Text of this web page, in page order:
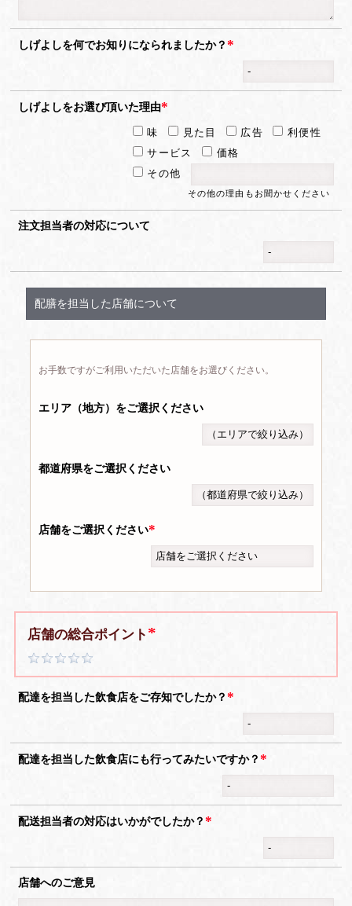
しげよしを何でお知りになられましたか？
しげよしをお選び頂いた理由
味 見た目 広告
利便性
サービス
価格
その他
その他の理由もお聞かせください
注文担当者の対応について
配膳を担当した店舗について
お手数ですがご利用いただいた店舗をお選びください。
エリア（地方）をご選択ください
都道府県をご選択ください
店舗をご選択ください
店舗の総合ポイント
配達を担当した飲食店をご存知でしたか？
配達を担当した飲食店にも行ってみたいですか？
配送担当者の対応はいかがでしたか？
店舗へのご意見